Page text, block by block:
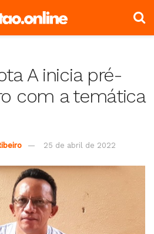
A inicia pré-
com a temática
25 de abril de 2022